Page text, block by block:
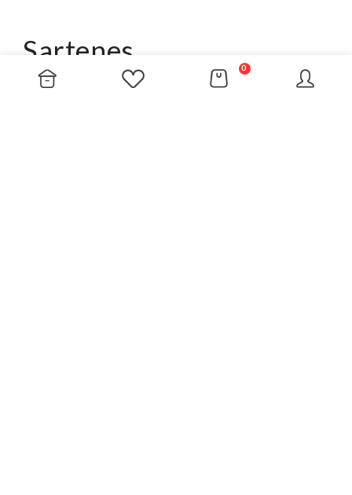
Sartenes
Las Mejores Sartenes
tienen muchos usos, por eso
0